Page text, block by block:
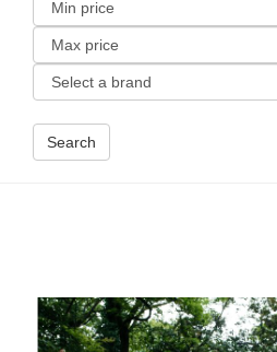
Search